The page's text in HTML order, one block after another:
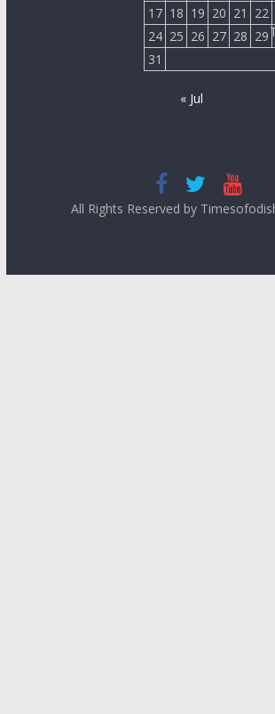
17 18 19 20 21 22
24 25 26 27 28 29
31
« Jul
All Rights Reserved by